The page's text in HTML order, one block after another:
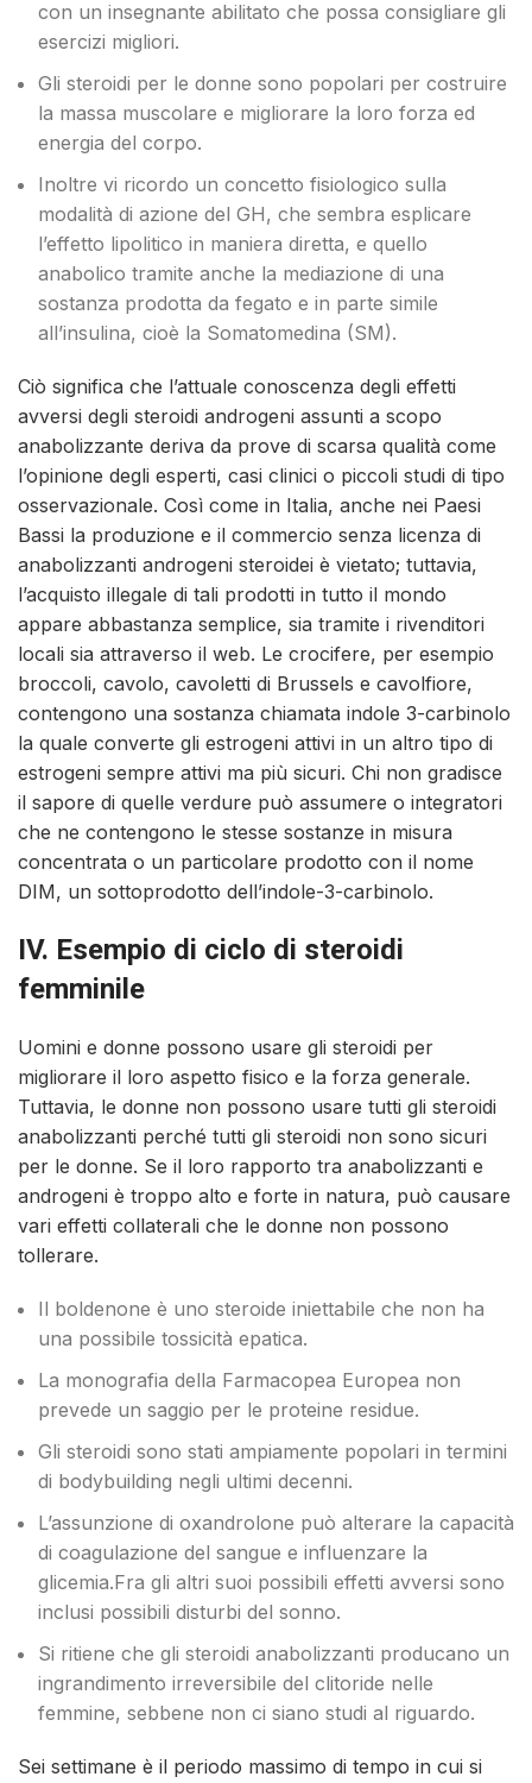
con un insegnante abilitato che possa consigliare gli
esercizi migliori.
Gli steroidi per le donne sono popolari per costruire
la massa muscolare e migliorare la loro forza ed
energia del corpo.
Inoltre vi ricordo un concetto fisiologico sulla
modalità di azione del GH, che sembra esplicare
l’effetto lipolitico in maniera diretta, e quello
anabolico tramite anche la mediazione di una
sostanza prodotta da fegato e in parte simile
all’insulina, cioè la Somatomedina (SM).
Ciò significa che l’attuale conoscenza degli effetti
avversi degli steroidi androgeni assunti a scopo
anabolizzante deriva da prove di scarsa qualità come
l’opinione degli esperti, casi clinici o piccoli studi di tipo
osservazionale. Così come in Italia, anche nei Paesi
Bassi la produzione e il commercio senza licenza di
anabolizzanti androgeni steroidei è vietato; tuttavia,
l’acquisto illegale di tali prodotti in tutto il mondo
appare abbastanza semplice, sia tramite i rivenditori
locali sia attraverso il web. Le crocifere, per esempio
broccoli, cavolo, cavoletti di Brussels e cavolfiore,
contengono una sostanza chiamata indole 3-carbinolo
la quale converte gli estrogeni attivi in un altro tipo di
estrogeni sempre attivi ma più sicuri. Chi non gradisce
il sapore di quelle verdure può assumere o integratori
che ne contengono le stesse sostanze in misura
concentrata o un particolare prodotto con il nome
DIM, un sottoprodotto dell’indole-3-carbinolo.
IV. Esempio di ciclo di steroidi
femminile
Uomini e donne possono usare gli steroidi per
migliorare il loro aspetto fisico e la forza generale.
Tuttavia, le donne non possono usare tutti gli steroidi
anabolizzanti perché tutti gli steroidi non sono sicuri
per le donne. Se il loro rapporto tra anabolizzanti e
androgeni è troppo alto e forte in natura, può causare
vari effetti collaterali che le donne non possono
tollerare.
Il boldenone è uno steroide iniettabile che non ha
una possibile tossicità epatica.
La monografia della Farmacopea Europea non
prevede un saggio per le proteine residue.
Gli steroidi sono stati ampiamente popolari in termini
di bodybuilding negli ultimi decenni.
L’assunzione di oxandrolone può alterare la capacità
di coagulazione del sangue e influenzare la
glicemia.Fra gli altri suoi possibili effetti avversi sono
inclusi possibili disturbi del sonno.
Si ritiene che gli steroidi anabolizzanti producano un
ingrandimento irreversibile del clitoride nelle
femmine, sebbene non ci siano studi al riguardo.
Sei settimane è il periodo massimo di tempo in cui si